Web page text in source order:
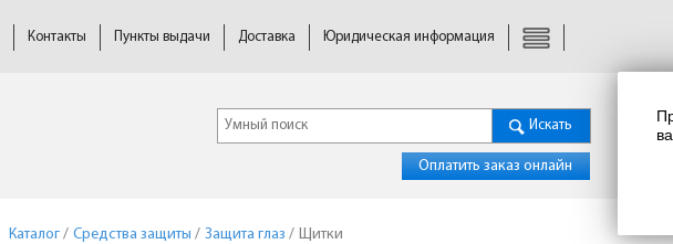
Контакты Пункты выдачи Доставка Юридическая информация
Искать
Оплатить заказ онлайн
Каталог / Средства защиты / Защита глаз / Щитки